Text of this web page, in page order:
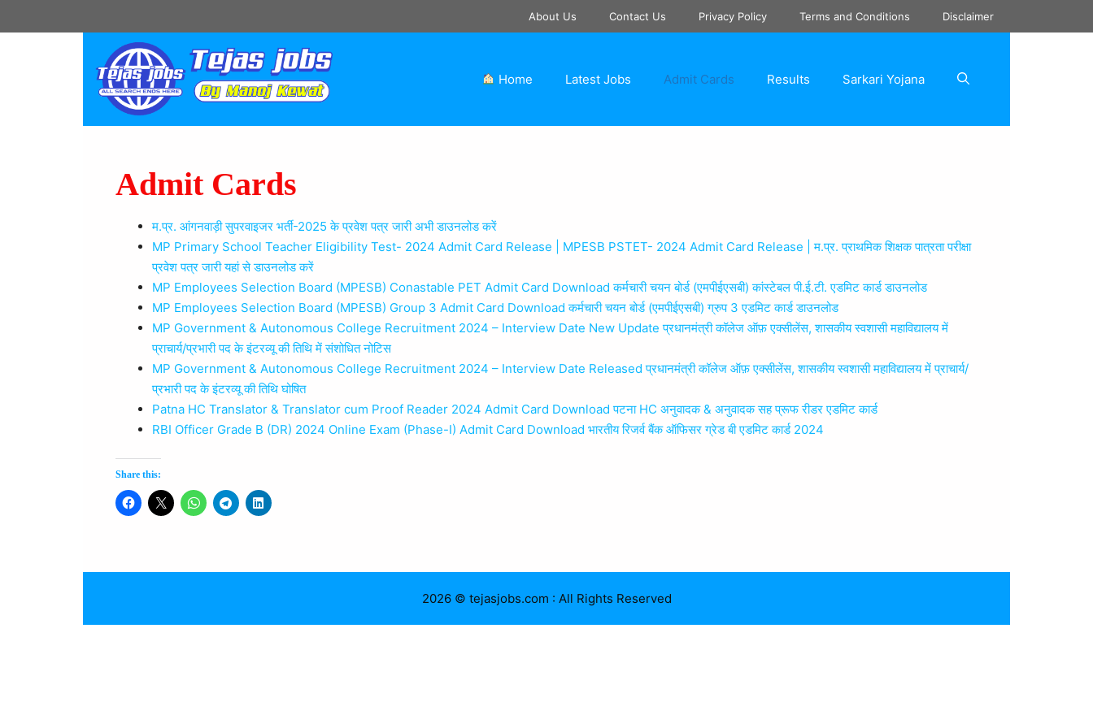
About Us Contact Us Privacy Policy Terms and Conditions Disclaimer
Home Latest Jobs Admit Cards Results Sarkari Yojana
Admit Cards
म.प्र. आंगनवाड़ी सुपरवाइजर भर्ती-2025 के प्रवेश पत्र जारी अभी डाउनलोड करें
MP Primary School Teacher Eligibility Test- 2024 Admit Card Release | MPESB PSTET- 2024 Admit Card Release | म.प्र. प्राथमिक शिक्षक पात्रता परीक्षा
प्रवेश पत्र जारी यहां से डाउनलोड करें
MP Employees Selection Board (MPESB) Conastable PET Admit Card Download कर्मचारी चयन बोर्ड (एमपीईएसबी) कांस्टेबल पी.ई.टी. एडमिट कार्ड डाउनलोड
MP Employees Selection Board (MPESB) Group 3 Admit Card Download कर्मचारी चयन बोर्ड (एमपीईएसबी) ग्रुप 3 एडमिट कार्ड डाउनलोड
MP Government & Autonomous College Recruitment 2024 – Interview Date New Update प्रधानमंत्री कॉलेज ऑफ़ एक्सीलेंस, शासकीय स्वशासी महाविद्यालय में
प्राचार्य/प्रभारी पद के इंटरव्यू की तिथि में संशोधित नोटिस
MP Government & Autonomous College Recruitment 2024 – Interview Date Released प्रधानमंत्री कॉलेज ऑफ़ एक्सीलेंस, शासकीय स्वशासी महाविद्यालय में प्राचार्य/
प्रभारी पद के इंटरव्यू की तिथि घोषित
Patna HC Translator & Translator cum Proof Reader 2024 Admit Card Download पटना HC अनुवादक & अनुवादक सह प्रूफ रीडर एडमिट कार्ड
RBI Officer Grade B (DR) 2024 Online Exam (Phase-I) Admit Card Download भारतीय रिजर्व बैंक ऑफिसर ग्रेड बी एडमिट कार्ड 2024
Share this:
2026 © tejasjobs.com : All Rights Reserved